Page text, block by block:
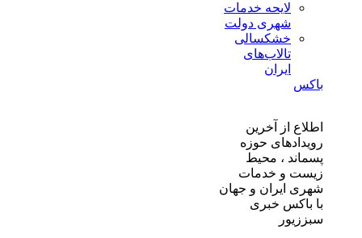
لایحه خدمات
شهری دولت
خشکسالی
تالاب‌های
ایران
باکس
اطلاع از آخرین
رویدادهای حوزه
پسماند ، محیط
زیست و خدمات
شهری ایران و جهان
با باکس خبری
سبززیور